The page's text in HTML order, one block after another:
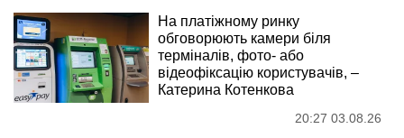
На платіжному ринку
обговорюють камери біля
терміналів, фото- або
відеофіксацію користувачів, –
Катерина Котенкова
20:27 03.08.26